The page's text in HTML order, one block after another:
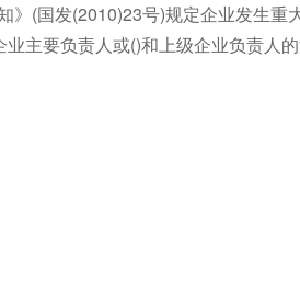
(国发(2010)23号)规定企业发生重
主要负责人或()和上级企业负责人的